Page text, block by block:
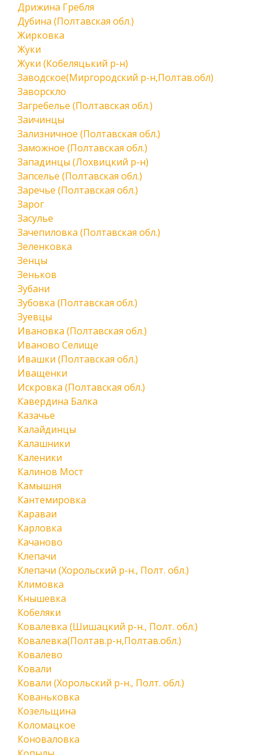
Дрижина Гребля
Дубина (Полтавская обл.)
Жирковка
Жуки
Жуки (Кобеляцький р-н)
Заводское(Миргородский р-н,Полтав.обл)
Заворскло
Загребелье (Полтавская обл.)
Заичинцы
Зализничное (Полтавская обл.)
Заможное (Полтавская обл.)
Западинцы (Лохвицкий р-н)
Запселье (Полтавская обл.)
Заречье (Полтавская обл.)
Зарог
Засулье
Зачепиловка (Полтавская обл.)
Зеленковка
Зенцы
Зеньков
Зубани
Зубовка (Полтавская обл.)
Зуевцы
Ивановка (Полтавская обл.)
Иваново Селище
Ивашки (Полтавская обл.)
Иващенки
Искровка (Полтавская обл.)
Кавердина Балка
Казачье
Калайдинцы
Калашники
Каленики
Калинов Мост
Камышня
Кантемировка
Караваи
Карловка
Качаново
Клепачи
Клепачи (Хорольский р-н., Полт. обл.)
Климовка
Кнышевка
Кобеляки
Ковалевка (Шишацкий р-н., Полт. обл.)
Ковалевка(Полтав.р-н,Полтав.обл.)
Ковалево
Ковали
Ковали (Хорольский р-н., Полт. обл.)
Кованьковка
Козельщина
Коломацкое
Коноваловка